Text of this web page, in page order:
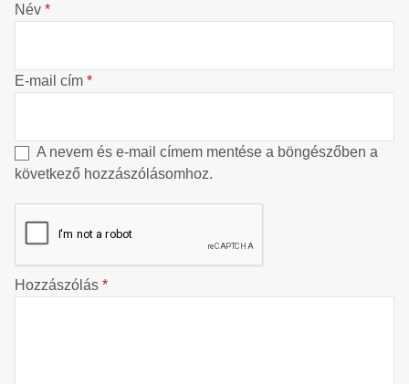
Név *
E-mail cím *
A nevem és e-mail címem mentése a böngészőben a
következő hozzászólásomhoz.
Hozzászólás *